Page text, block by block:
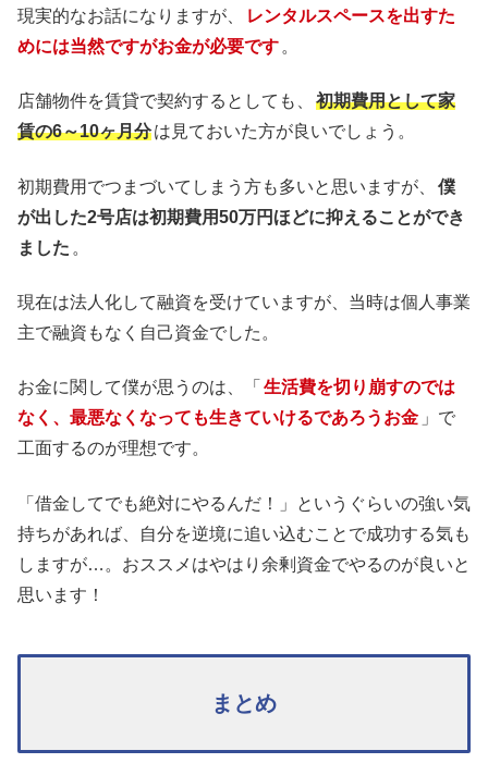
現実的なお話になりますが、
レンタルスペースを出すた
めには当然ですがお金が必要です 。
店舗物件を賃貸で契約するとしても、
初期費用として家
賃の6～10ヶ月分は見ておいた方が良いでしょう。
初期費用でつまづいてしまう方も多いと思いますが、
僕
が出した2号店は初期費用50万円ほどに抑えることができ
ました 。
現在は法人化して融資を受けていますが、当時は個人事業
主で融資もなく自己資金でした。
お金に関して僕が思うのは、「 生活費を切り崩すのでは
なく、最悪なくなっても生きていけるであろうお金 」で
工面するのが理想です。
「借金してでも絶対にやるんだ！」というぐらいの強い気
持ちがあれば、自分を逆境に追い込むことで成功する気も
しますが…。おススメはやはり余剰資金でやるのが良いと
思います！
まとめ